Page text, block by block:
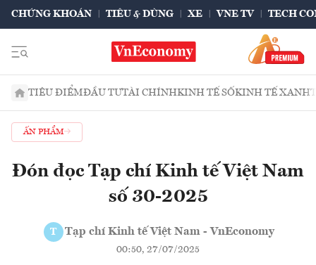
CHỨNG KHOÁN TIÊU & DÙNG XE VNE TV TECH
TIÊU ĐIỂMĐẦU TƯTÀI CHÍNHKINH TẾ SỐKINH TẾ XANH
ẤN PHẨM
Đón đọc Tạp chí Kinh tế Việt Nam
số 30-2025
T Tạp chí Kinh tế Việt Nam - VnEconomy
00:50, 27/07/2025